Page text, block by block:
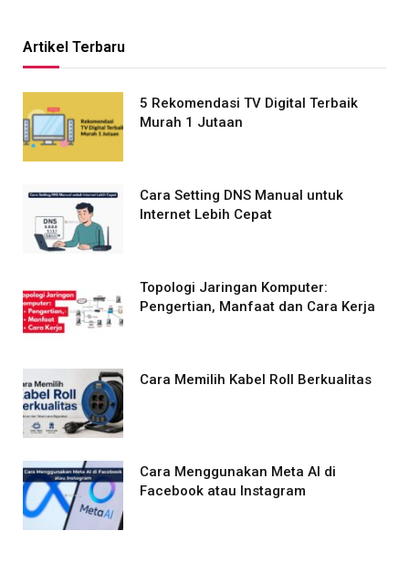
Artikel Terbaru
5 Rekomendasi TV Digital Terbaik
Murah 1 Jutaan
Cara Setting DNS Manual untuk
Internet Lebih Cepat
Topologi Jaringan Komputer:
Pengertian, Manfaat dan Cara Kerja
Cara Memilih Kabel Roll Berkualitas
Cara Menggunakan Meta AI di
Facebook atau Instagram